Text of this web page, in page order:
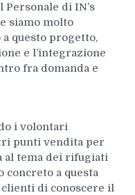
di IN’s
siamo molto
questo progetto,
e l’integrazione
fra domanda e
i volontari
punti vendita per
al tema dei rifugiati
concreto a questa
di conoscere il